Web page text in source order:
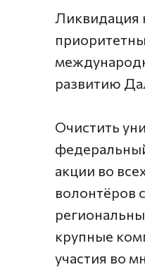
Ликвидация
развитию
Очистить
акции во
волонтёров
крупные
участия во